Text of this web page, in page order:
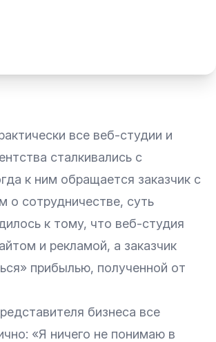
все веб-студии и
сталкивались с
к ним обращается заказчик с
о сотрудничестве, суть
к тому, что веб-студия
и рекламой, а заказчик
прибылью, полученной от
бизнеса все
«Я ничего не понимаю в